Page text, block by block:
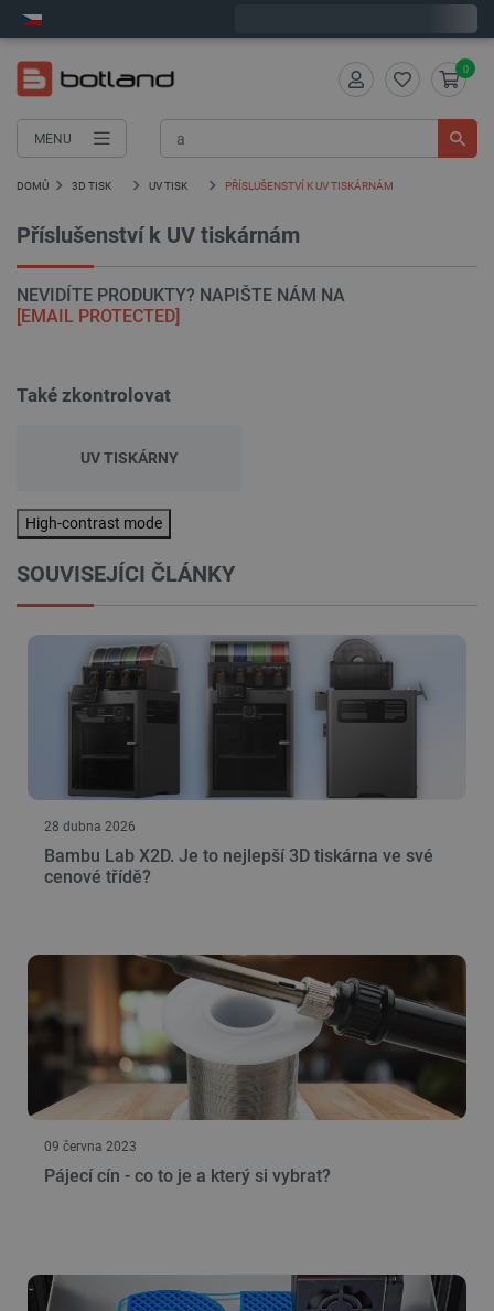
MENU
0
DOMŮ 3D TISK UV TISK PŘÍSLUŠENSTVÍ K UV TISKÁRNÁM
Příslušenství k UV tiskárnám
NEVIDÍTE PRODUKTY? NAPIŠTE NÁM NA
[EMAIL PROTECTED]
Také zkontrolovat
UV TISKÁRNY
High-contrast mode
SOUVISEJÍCI ČLÁNKY
28 dubna 2026
Bambu Lab X2D. Je to nejlepší 3D tiskárna ve své
cenové třídě?
09 června 2023
Pájecí cín - co to je a který si vybrat?